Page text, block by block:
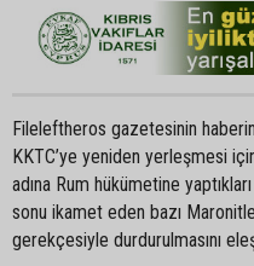
Fileleftheros gazetesinin
KKTC’ye yeniden yerleşmesi
adına Rum hükümetine
sonu ikamet eden bazı
gerekçesiyle durdurulmasını